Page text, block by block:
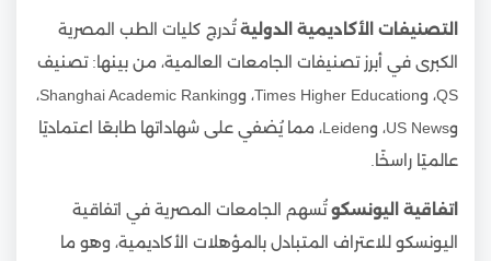
التصنيفات الأكاديمية الدوليةتُدرج كليات الطب المصرية
الكبرى في أبرز تصنيفات الجامعات العالمية، من بينها: تصنيف
QS، وTimes Higher Education، وShanghai Academic Ranking،
وUS News، وLeiden، مما يُضفي على شهاداتها طابعًا اعتماديًا
عالميًا راسخًا.
اتفاقية اليونسكوتُسهم الجامعات المصرية في اتفاقية
اليونسكو للاعتراف المتبادل بالمؤهلات الأكاديمية، وهو ما